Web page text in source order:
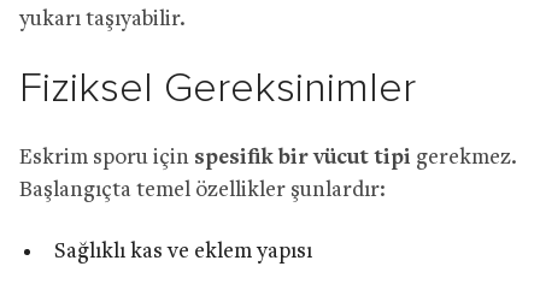
yukarı taşıyabilir.
Fiziksel Gereksinimler
Eskrim sporu için spesifik bir vücut tipi gerekmez.
Başlangıçta temel özellikler şunlardır:
Sağlıklı kas ve eklem yapısı